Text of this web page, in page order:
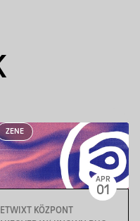
ZENE
KÖZPONT
APR
01